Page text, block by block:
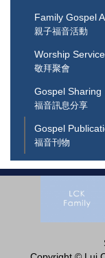
Family Gospel
親子福音活動
Worship Service
敬拜聚會
Gospel Sharing
福音訊息分享
Gospel
福音刊物